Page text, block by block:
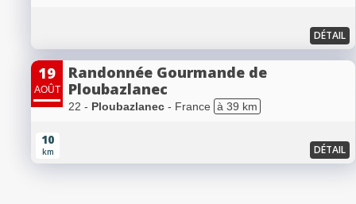
DÉTAIL
19
AOÛT
Randonnée Gourmande de
Ploubazlanec
22 - Ploubazlanec - France à 39 km
10
km DÉTAIL